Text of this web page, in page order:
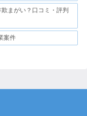
まがい？口コミ・評判
案件